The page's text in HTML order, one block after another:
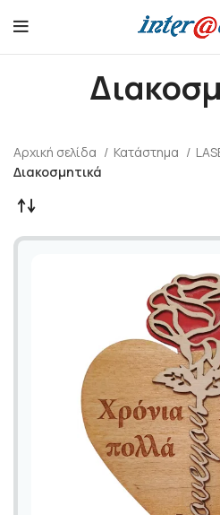
Αρχική σελίδα Κατάστημα
Διακοσμητικά